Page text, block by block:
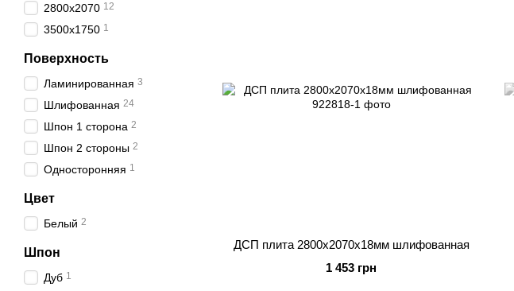
ДСП плита 2800x2070x18мм шлифованная
1 453 грн
2800x2070 12
3500x1750 1
Поверхность
Ламинированная 3
Шлифованная 24
Шпон 1 сторона 2
Шпон 2 стороны 2
Односторонняя 1
Цвет
Белый 2
Шпон
Дуб 1